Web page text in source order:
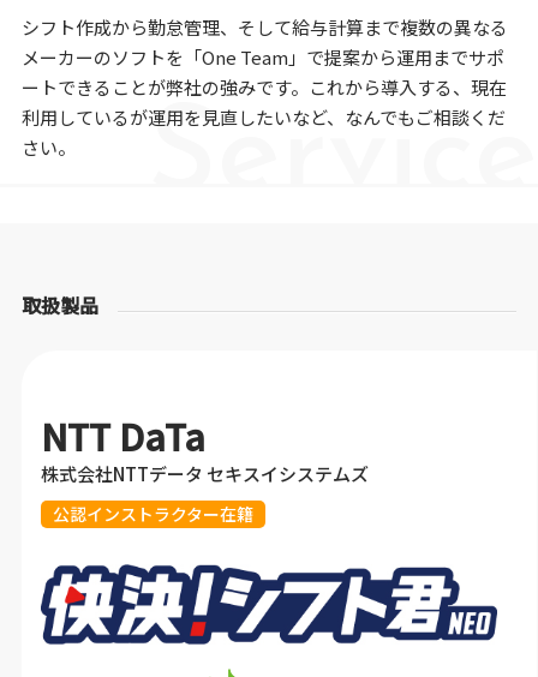
シフト作成から勤怠管理、そして給与計算まで複数の異なる
メーカーのソフトを「One Team」で提案から運用までサポ
ートできることが弊社の強みです。これから導入する、現在
利用しているが運用を見直したいなど、なんでもご相談くだ
さい。
取扱製品
NTT DaTa
株式会社NTTデータ セキスイシステムズ
公認インストラクター在籍